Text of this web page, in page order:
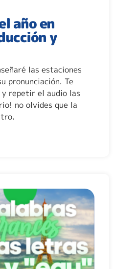
año en
y
las estaciones
pronunciación. Te
y repetir el audio las
no olvides que la